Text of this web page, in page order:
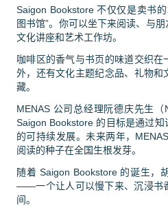
Saigon Bookstore 不仅仅是卖书
图书馆”。你可以坐下来阅读、与
文化讲座和艺术工作坊。
咖啡区的香气与书页的味道交织在
外，还有文化主题纪念品、礼物
藏。
MENAS 公司总经理阮德庆先生（
Saigon Bookstore 的目标是通过
的可持续发展。未来两年，
阅读的种子在全国生根发芽。
随着 Saigon Bookstore 的诞生，
——一个让人可以慢下来、沉浸书
间。